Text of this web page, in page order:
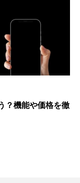
？機能や価格を徹